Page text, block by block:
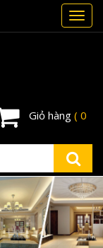
Giỏ hàng ( 0